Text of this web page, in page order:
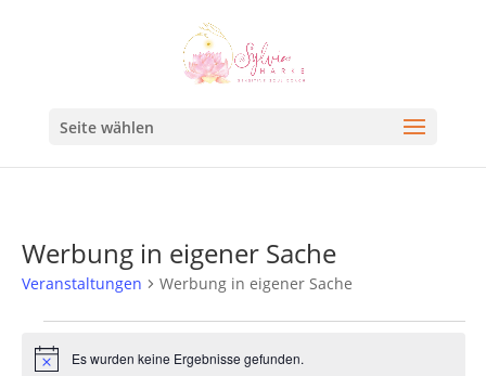
Seite wählen
Werbung in eigener Sache
Veranstaltungen Werbung in eigener Sache
HinweisEs wurden keine Ergebnisse gefunden.